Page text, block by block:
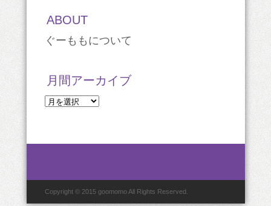
ABOUT
ぐーももについて
月間アーカイブ
月
カ
Copyright © 2015 goomomo All Rights Reserved.